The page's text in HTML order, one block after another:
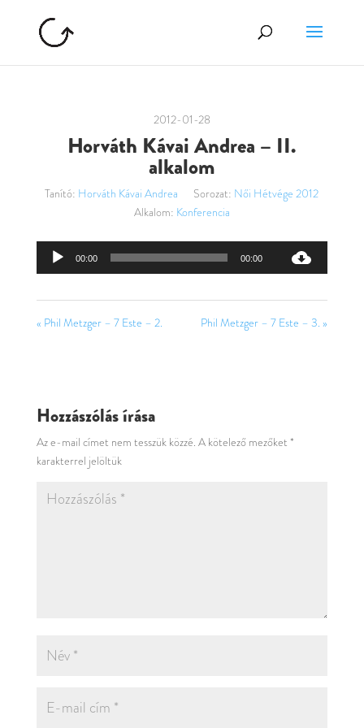
2012-01-28
Horváth Kávai Andrea – II.
alkalom
Tanító: Horváth Kávai Andrea Sorozat: Női Hétvége 2012
Alkalom: Konferencia
Audió
00:00 00:00
« Phil Metzger – 7 Este – 2. Phil Metzger – 7 Este – 3. »
Hozzászólás írása
Az e-mail címet nem tesszük közzé. A kötelező mezőket *
karakterrel jelöltük